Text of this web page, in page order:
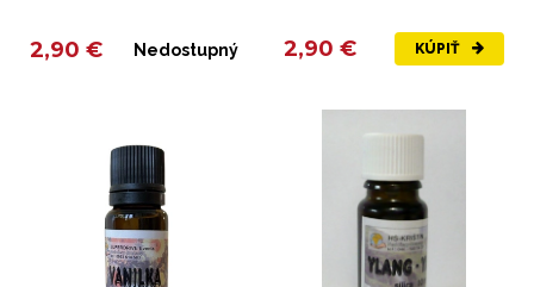
2,90 € Nedostupný 2,90 € KÚPIŤ